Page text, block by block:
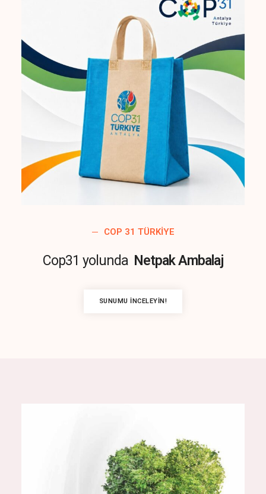
COP 31 TÜRKIYE
Cop31 yolunda Netpak Ambalaj
SUNUMU İNCELEYIN!